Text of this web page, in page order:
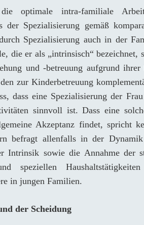
optimale intra-familiale
der Spezialisierung gemäß
Spezialisierung auch in der
die er als „intrinsisch“ bezeichnet,
und -betreuung aufgrund ihrer
zur Kinderbetreuung
dass eine Spezialisierung der
sinnvoll ist. Dass eine
Akzeptanz findet, spricht
befragt allenfalls in der
Intrinsik sowie die Annahme der
speziellen
in jungen Familien.
der Scheidung